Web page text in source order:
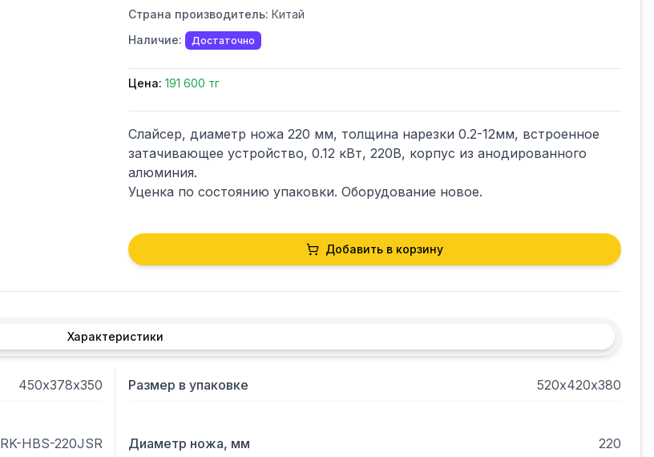
Страна производитель: Китай
Наличие:
Достаточно
Цена: 191 600 тг
Слайсер, диаметр ножа 220 мм, толщина нарезки 0.2-12мм, встроенное
затачивающее устройство, 0.12 кВт, 220В, корпус из анодированного
алюминия.
Уценка по состоянию упаковки. Оборудование новое.
Добавить в корзину
Характеристики
450х378х350 Размер в упаковке 520х420х380
RK-HBS-220JSR Диаметр ножа, мм 220